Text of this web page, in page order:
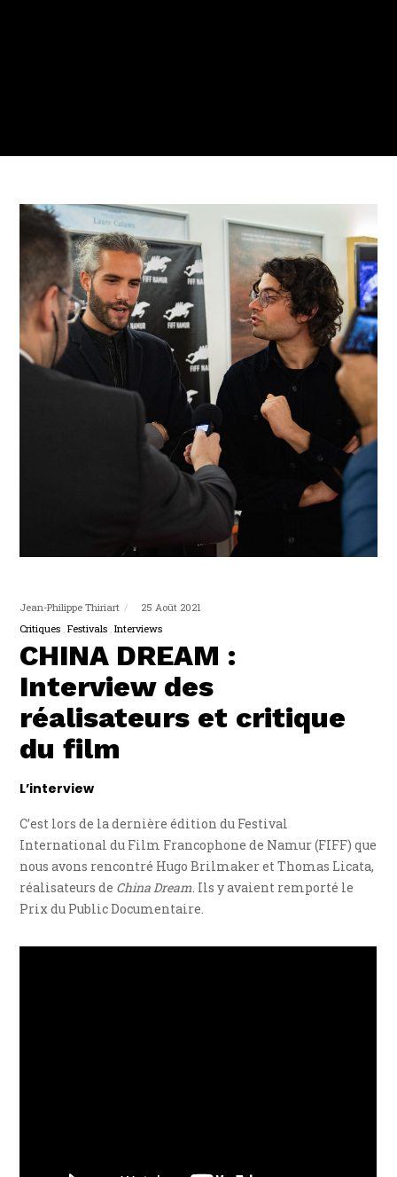
Jean-Philippe Thiriart
25 Août 2021
Critiques Festivals Interviews
CHINA DREAM :
Interview des
réalisateurs et critique
du film
L’interview
C’est lors de la dernière édition du Festival
International du Film Francophone de Namur (FIFF) que
nous avons rencontré Hugo Brilmaker et Thomas Licata,
réalisateurs de China Dream . Ils y avaient remporté le
Prix du Public Documentaire.